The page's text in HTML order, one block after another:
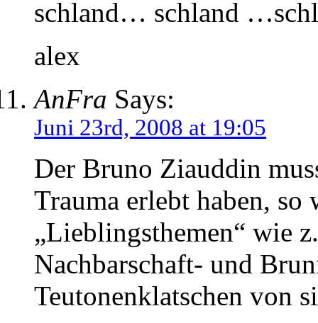
schland… schland
alex
AnFra Says:
Juni 23rd, 2008 at 19:05
Der Bruno Ziauddin
Trauma erlebt haben, so
„Lieblingsthemen“ wie
Nachbarschaft- und
Teutonenklatschen von